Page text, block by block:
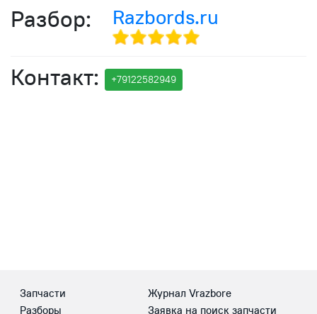
Разбор: Razbords.ru
Контакт: +79122582949
Запчасти
Разборы
Журнал Vrazbore
Заявка на поиск запчасти